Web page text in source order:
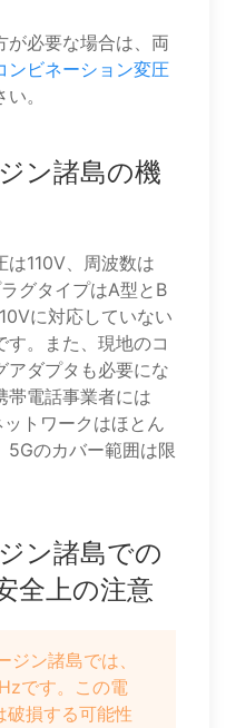
が必要な場合は、両
ンビネーション変圧
。
ン諸島の機
110V、周波数は
グタイプはA型とB
に対応していない
。また、現地のコ
アダプタも必要にな
帯電話事業者には
トワークはほとん
5Gのカバー範囲は限
ン諸島での
全上の注意
ジン諸島では、
です。この電
破損する可能性